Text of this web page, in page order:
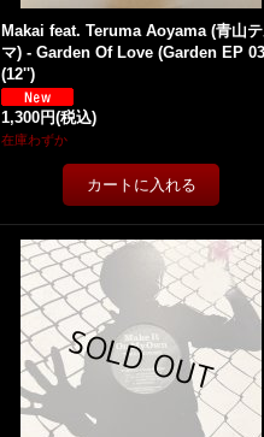
Makai feat. Teruma Aoyama (青山
マ) - Garden Of Love (Garden EP
(12'')
1,300円(税込)
在庫わずか